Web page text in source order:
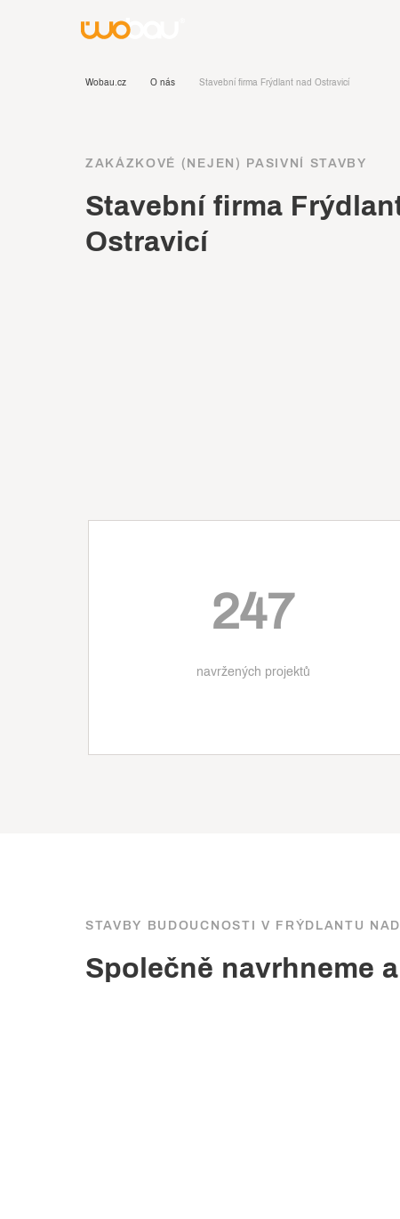
Wobau.cz O nás Stavební firma Frýdlant nad Ostravicí
ZAKÁZKOVÉ (NEJEN) PASIVNÍ STAVBY
Stavební firma
Ostravicí
247
navržených projektů
STAVBY BUDOUCNOSTI V FRÝDLANTU
Společně navrhneme